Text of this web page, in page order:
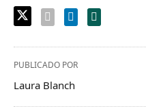
PUBLICADO POR
Laura Blanch